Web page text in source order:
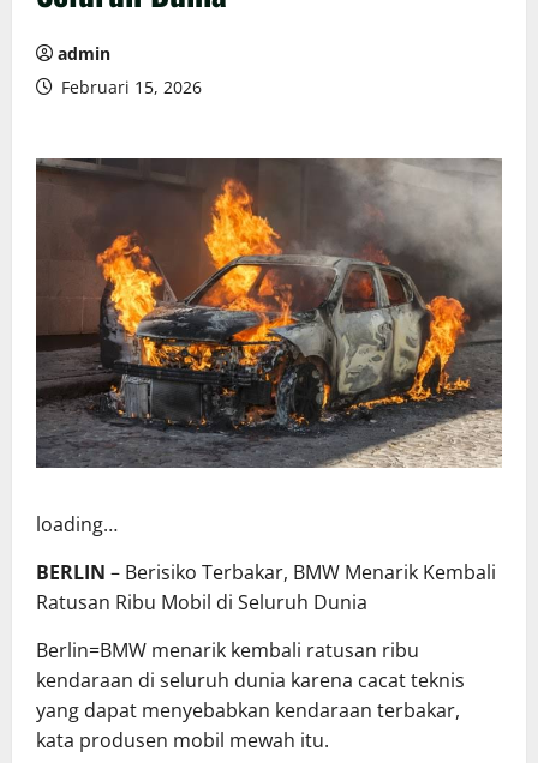
admin
Februari 15, 2026
loading…
BERLIN – Berisiko Terbakar, BMW Menarik Kembali
Ratusan Ribu Mobil di Seluruh Dunia
Berlin=BMW menarik kembali ratusan ribu
kendaraan di seluruh dunia karena cacat teknis
yang dapat menyebabkan kendaraan terbakar,
kata produsen mobil mewah itu.